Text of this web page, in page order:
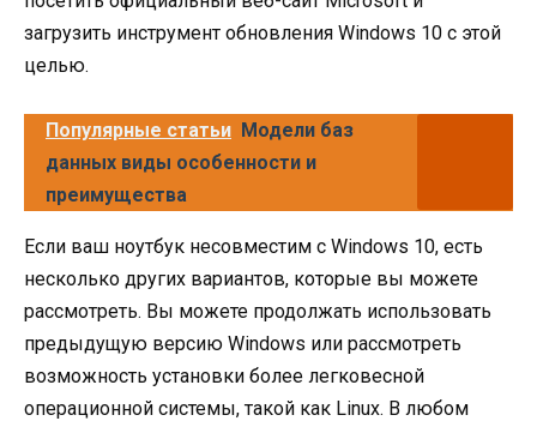
загрузить инструмент обновления Windows 10 с этой
целью.
Популярные статьи Модели баз
данных виды особенности и
преимущества
Если ваш ноутбук несовместим с Windows 10, есть
несколько других вариантов, которые вы можете
рассмотреть. Вы можете продолжать использовать
предыдущую версию Windows или рассмотреть
возможность установки более легковесной
операционной системы, такой как Linux. В любом